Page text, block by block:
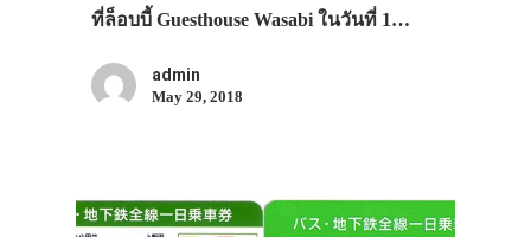
ที่ล็อบบี้ Guesthouse Wasabi ในวันที่ 1…
admin
May 29, 2018